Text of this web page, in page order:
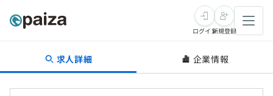
転職・キャリア
ログイン新規登録
求人詳細 企業情報